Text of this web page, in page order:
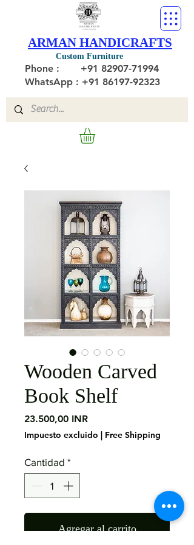
Custom Furniture
ARMAN HANDICRAFTS
Phone : +91 82907-71994
WhatsApp : +91 86197-92323
Wooden Carved
Book Shelf
23.500,00 INRPrecio
Impuesto excluido | Free Shipping
Cantidad *
Agregar al carrito